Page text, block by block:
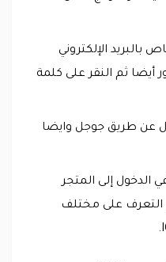
بالبريد الإلكتروني
أيضا ثم النقر على كلمة
عن طريق جوجل وايضا
الدخول إلى المتجر
التعرف على مختلف